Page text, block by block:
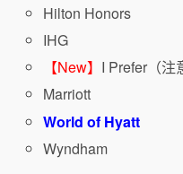
Hilton Honors
IHG
【New】 I Prefer（注
Marriott
World of Hyatt
Wyndham